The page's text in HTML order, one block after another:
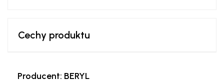
Cechy produktu
Producent: BERYL